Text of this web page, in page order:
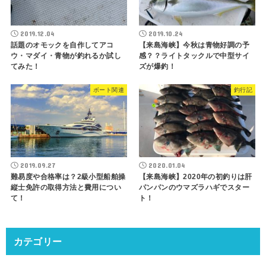
2019.12.04
話題のオモックを自作してアコ
ウ・マダイ・青物が釣れるか試し
てみた！
2019.10.24
【来島海峡】今秋は青物好調の予
感？？ライトタックルで中型サイ
ズが爆釣！
ボート関連
2019.09.27
難易度や合格率は？2級小型船舶操
縦士免許の取得方法と費用につい
て！
釣行記
2020.01.04
【来島海峡】2020年の初釣りは肝
パンパンのウマズラハギでスター
ト！
カテゴリー